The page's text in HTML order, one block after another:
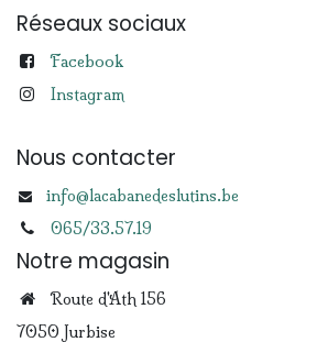
Réseaux sociaux
Facebook
Instagram
Nous contacter
info@lacabanedeslutins.be
065/33.57.19
Notre magasin
Route d'Ath 156
7050 Jurbise